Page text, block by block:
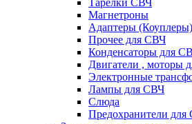
Тарелки СВЧ
Магнетроны
Адаптеры (Коуплеры)
Прочее для СВЧ
Конденсаторы для
Двигатели , моторы
Электронные
Лампы для СВЧ
Слюда
Предохранители